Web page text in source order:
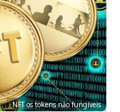
NFT os tokens não fungíveis